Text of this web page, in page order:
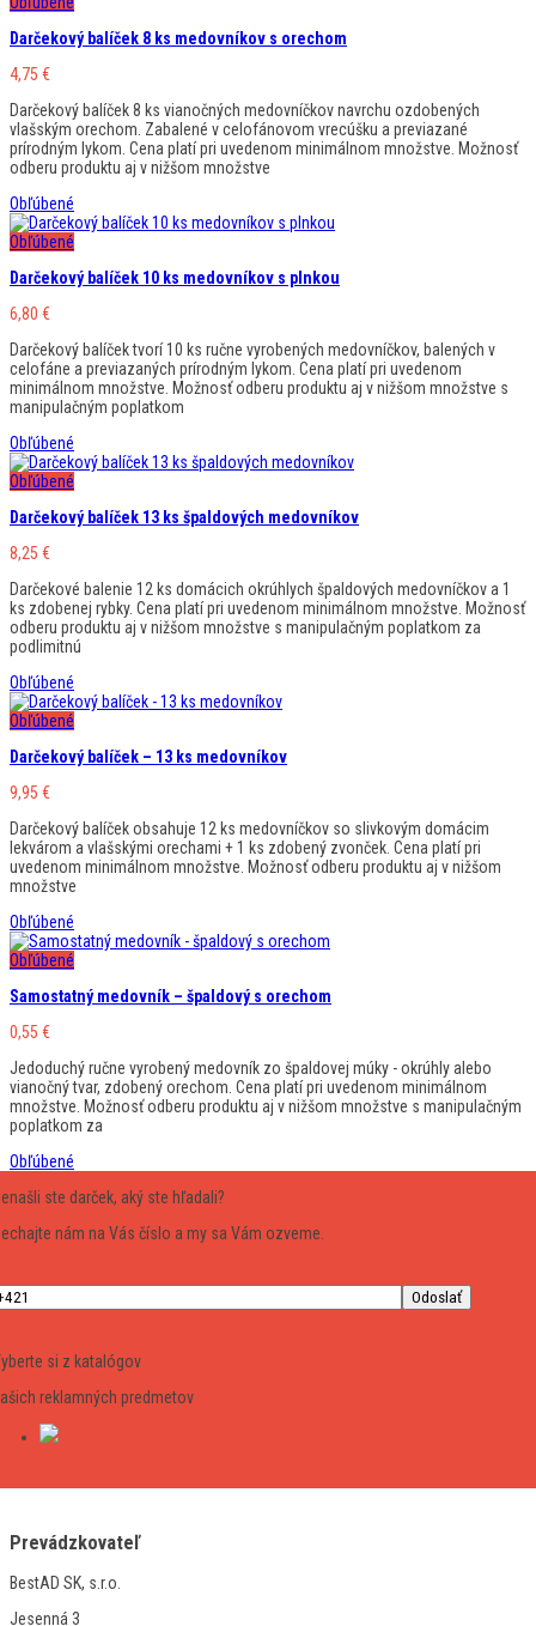
Darčekový balíček 8 ks medovníkov s orechom
4,75 €
Darčekový balíček 8 ks vianočných medovníčkov navrchu ozdobených
vlašským orechom. Zabalené v celofánovom vrecúšku a previazané
prírodným lykom. Cena platí pri uvedenom minimálnom množstve. Možnosť
odberu produktu aj v nižšom množstve
Obľúbené
Obľúbené
Darčekový balíček 10 ks medovníkov s plnkou
6,80 €
Darčekový balíček tvorí 10 ks ručne vyrobených medovníčkov, balených v
celofáne a previazaných prírodným lykom. Cena platí pri uvedenom
minimálnom množstve. Možnosť odberu produktu aj v nižšom množstve s
manipulačným poplatkom
Obľúbené
Obľúbené
Darčekový balíček 13 ks špaldových medovníkov
8,25 €
Darčekové balenie 12 ks domácich okrúhlych špaldových medovníčkov a 1
ks zdobenej rybky. Cena platí pri uvedenom minimálnom množstve. Možnosť
odberu produktu aj v nižšom množstve s manipulačným poplatkom za
podlimitnú
Obľúbené
Obľúbené
Darčekový balíček – 13 ks medovníkov
9,95 €
Darčekový balíček obsahuje 12 ks medovníčkov so slivkovým domácim
lekvárom a vlašskými orechami + 1 ks zdobený zvonček. Cena platí pri
uvedenom minimálnom množstve. Možnosť odberu produktu aj v nižšom
množstve
Obľúbené
Obľúbené
Samostatný medovník – špaldový s orechom
0,55 €
Jedoduchý ručne vyrobený medovník zo špaldovej múky - okrúhly alebo
vianočný tvar, zdobený orechom. Cena platí pri uvedenom minimálnom
množstve. Možnosť odberu produktu aj v nižšom množstve s manipulačným
poplatkom za
Obľúbené
ste darček, aký ste hľadali?
nám na Vás číslo a my sa Vám ozveme.
si z katalógov
reklamných predmetov
Prevádzkovateľ
BestAD SK, s.r.o.
Jesenná 3